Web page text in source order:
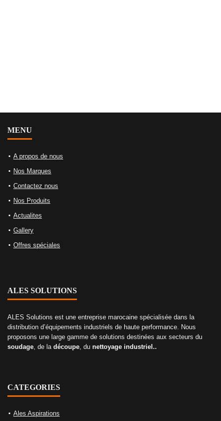
MENU
A propos de nous
Nos Marques
Contactez nous
Nos Produits
Actualites
Gallery
Offres spéciales
ALES SOLUTIONS
ALES Solutions est une entreprise marocaine spécialisée dans la
distribution d’équipements industriels de haute performance. Nous
proposons une large gamme de solutions destinées aux secteurs du
soudage , de la découpe , du nettoyage industriel..
CATEGORIES
Ales Aspirations